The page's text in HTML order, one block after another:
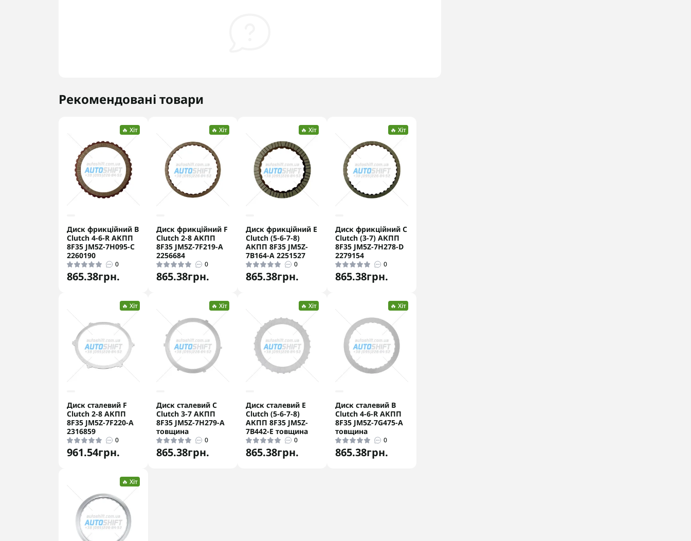
Рекомендовані товари
🔥 Хіт
Диск фрикційний B
Clutch 4-6-R АКПП
8F35 JM5Z-7H095-C
2260190
0
865.38грн.
🔥 Хіт
Диск фрикційний F
Clutch 2-8 АКПП
8F35 JM5Z-7F219-A
2256684
0
865.38грн.
🔥 Хіт
Диск фрикційний E
Clutch (5-6-7-8)
АКПП 8F35 JM5Z-
7B164-A 2251527
0
865.38грн.
🔥 Хіт
Диск фрикційний C
Clutch (3-7) АКПП
8F35 JM5Z-7H278-D
2279154
0
865.38грн.
🔥 Хіт
Диск сталевий F
Clutch 2-8 АКПП
8F35 JM5Z-7F220-A
2316859
0
961.54грн.
🔥 Хіт
Диск сталевий C
Clutch 3-7 АКПП
8F35 JM5Z-7H279-A
товщина
0
865.38грн.
🔥 Хіт
Диск сталевий E
Clutch (5-6-7-8)
АКПП 8F35 JM5Z-
7B442-E товщина
0
865.38грн.
🔥 Хіт
Диск сталевий B
Clutch 4-6-R АКПП
8F35 JM5Z-7G475-A
товщина
0
865.38грн.
🔥 Хіт